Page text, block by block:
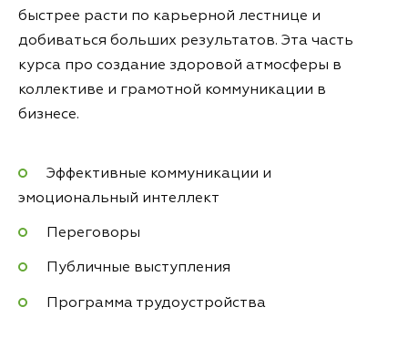
быстрее расти по карьерной лестнице и
добиваться больших результатов. Эта часть
курса про создание здоровой атмосферы в
коллективе и грамотной коммуникации в
бизнесе.
Эффективные коммуникации и
эмоциональный интеллект
Переговоры
Публичные выступления
Программа трудоустройства